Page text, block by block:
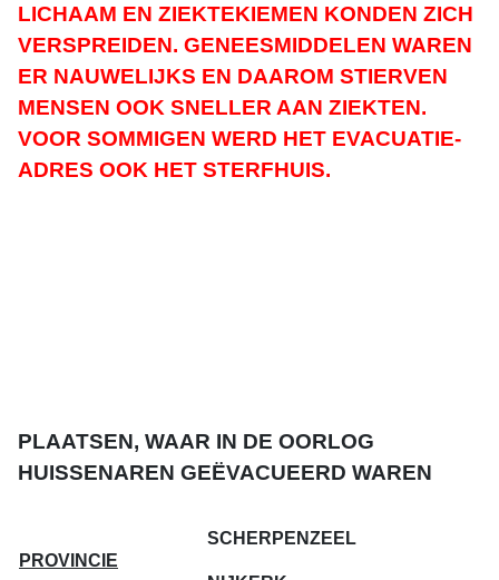
LICHAAM EN ZIEKTEKIEMEN KONDEN ZICH
VERSPREIDEN. GENEESMIDDELEN WAREN
ER NAUWELIJKS EN DAAROM STIERVEN
MENSEN OOK SNELLER AAN ZIEKTEN.
VOOR SOMMIGEN WERD HET EVACUATIE-
ADRES OOK HET STERFHUIS.
PLAATSEN, WAAR IN DE OORLOG
HUISSENAREN GEËVACUEERD WAREN
PROVINCIE
SCHERPENZEEL